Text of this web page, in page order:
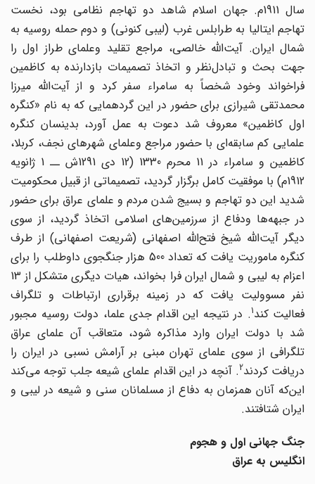
سال 1911م. جهان اسلام شاهد دو تهاجم نظامی بود، نخست
تهاجم ایتالیا به طرابلس غرب (لیبی کنونی) و دوم حمله روسیه به
شمال ایران. آیت‌الله خالصی، مراجع تقلید وعلمای طراز اول را
جهت بحث و تبادل‌نظر و اتخاذ تصمیمات بازدارنده به کاظمین
فراخواند وخود شخصاً به سامراء سفر کرد و از آیت‌الله میرزا
محمدتقی شیرازی برای حضور در این گردهمایی که به نام «کنگره
اول کاظمین» معروف شد دعوت به عمل آورد، بدینسان کنگره
علمایی کم سابقه‌ای با حضور مراجع وعلمای شهرهای نجف، کربلا،
کاظمین و سامراء در 11 محرم 1330 (12 دی 1291ش ــ 1 ژانویه
1912م) با موفقیت کامل برگزار گردید، تصمیماتی از قبیل محکومیت
شدید این دو تهاجم و بسیج شدن مردم و علمای عراق برای حضور
در جبهه‌ها ودفاع از سرزمین‌های اسلامی اتخاذ گردید، از سوی
دیگر آیت‌الله شیخ فتح‌الله اصفهانی (شریعت اصفهانی) از طرف
کنگره ماموریت یافت که تعداد 500 هزار جنگجوی داوطلب را برای
اعزام به لیبی و شمال ایران فرا بخواند، هیات دیگری متشکل از 13
نفر مسوولیت یافت که در زمینه برقراری ارتباطات و تلگراف
فعالیت کند1. در نتیجه این اقدام جدی علما، دولت روسیه مجبور
شد با دولت ایران وارد مذاکره شود، متعاقب آن علمای عراق
تلگرافی از سوی علمای تهران مبنی بر آرامش نسبی در ایران را
دریافت کردند2. آنچه در این اقدام علمای شیعه جلب توجه می‌کند
این‌که آنان همزمان به دفاع از مسلمانان سنی و شیعه در لیبی و
ایران شتافتند.
جنگ جهانی اول و هجوم
انگلیس به عراق